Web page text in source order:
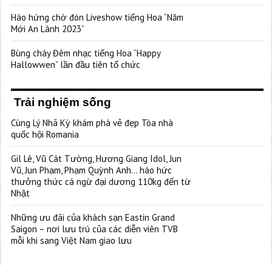
Hào hứng chờ đón Liveshow tiếng Hoa “Năm
Mới An Lành 2023”
Bùng cháy Đêm nhạc tiếng Hoa “Happy
Hallowwen” lần đầu tiên tổ chức
Trải nghiệm sống
Cùng Lý Nhã Kỳ khám phá vẻ đẹp Tòa nhà
quốc hội Romania
Gil Lê, Vũ Cát Tường, Hương Giang Idol, Jun
Vũ, Jun Phạm, Phạm Quỳnh Anh… háo hức
thưởng thức cá ngừ đại dương 110kg đến từ
Nhật
Những ưu đãi của khách sạn Eastin Grand
Saigon – nơi lưu trú của các diễn viên TVB
mỗi khi sang Việt Nam giao lưu